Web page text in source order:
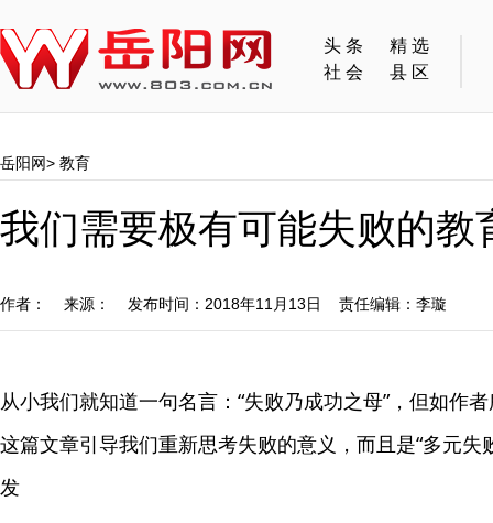
头条
精选
社会
县区
岳阳网> 教育
我们需要极有可能失败的教
作者： 来源： 发布时间：2018年11月13日 责任编辑：李璇
从小我们就知道一句名言：“失败乃成功之母”，但如作
这篇文章引导我们重新思考失败的意义，而且是“多元
发